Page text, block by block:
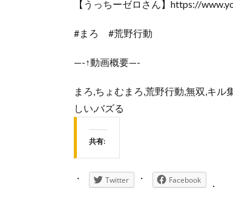
【うっちーゼロさん】https://
#まろ #荒野行動
—-↑動画概要—-
まろ,ちょむまろ,荒野行動,無双,キル
しい,バズる
共有:
Twitter Facebook